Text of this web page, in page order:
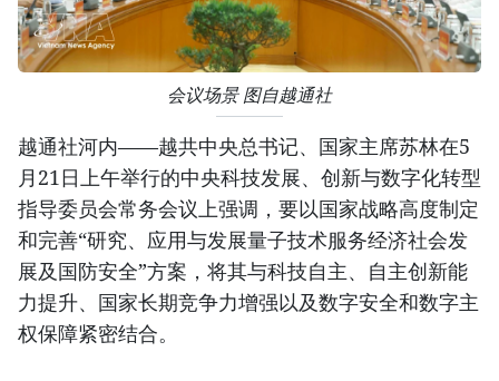
会议场景 图自越通社
越通社河内——越共中央总书记、国家主席苏林在5
月21日上午举行的中央科技发展、创新与数字化转型
指导委员会常务会议上强调，要以国家战略高度制定
和完善“研究、应用与发展量子技术服务经济社会发
展及国防安全”方案，将其与科技自主、自主创新能
力提升、国家长期竞争力增强以及数字安全和数字主
权保障紧密结合。